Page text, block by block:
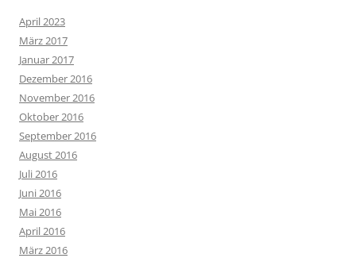
April 2023
März 2017
Januar 2017
Dezember 2016
November 2016
Oktober 2016
September 2016
August 2016
Juli 2016
Juni 2016
Mai 2016
April 2016
März 2016